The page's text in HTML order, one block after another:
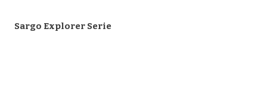
Sargo Explorer Serie